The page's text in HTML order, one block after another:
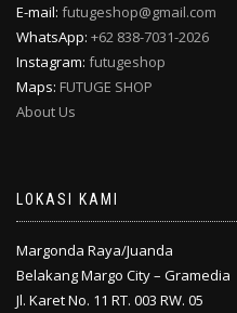
E-mail: futugeshop@gmail.com
WhatsApp: +62 838-7031-2026
Instagram: futugeshop
Maps: FUTUGE SHOP
About Us
LOKASI KAMI
Margonda Raya/Juanda
Belakang Margo City – Gramedia
Jl. Karet No. 11 RT. 003 RW. 05